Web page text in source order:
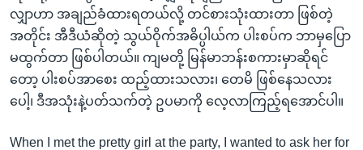
လျှာဟာ အချည်ခံထားရတယ်လို့ တင်စားသုံးထားတာ ဖြစ်တဲ့
အတိုင်း အီဒီယံဆိုတဲ့ သွယ်ဝိုက်အဓိပ္ပါယ်က ပါးစပ်က ဘာမှပြော
မထွက်တာ ဖြစ်ပါတယ်။ ကျမတို့ မြန်မာဘန်းစကားမှာဆိုရင်
တော့ ပါးစပ်အာစေး ထည့်ထားသလား၊ တေမိ ဖြစ်နေသလား
ပေါ့၊ ဒီအသုံးနဲ့ပတ်သက်တဲ့ ဥပမာကို လေ့လာကြည့်ရအောင်ပါ။
When I met the pretty girl at the party, I wanted to ask her for